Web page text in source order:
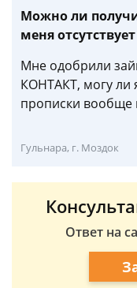
Можно ли
меня
Мне одобрили
КОНТАКТ, могу ли
прописки вообще
Гульнара, г. Моздок
Ответ на